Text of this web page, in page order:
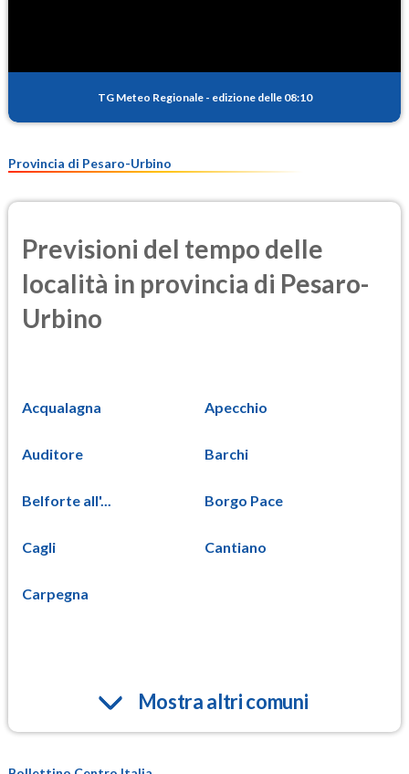
TG Meteo Regionale - edizione delle 08:10
Provincia di Pesaro-Urbino
Previsioni del tempo delle
località in provincia di Pesaro-
Urbino
Acqualagna Apecchio
Auditore Barchi
Belforte all'... Borgo Pace
Cagli Cantiano
Carpegna
Mostra altri comuni